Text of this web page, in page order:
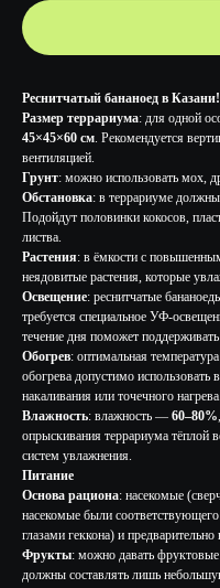
Реснитчатый бананоед в Казани!
Размер террариума: для одной
45×45×60 см. Рекомендуется
вентиляцией.
Грунт: можно использовать мох,
Обстановка: в террариуме
Подойдут половинки кокосов,
листва.
Растения: в ёмкости с
неядовитые растения, которые
Освещение: реснитчатые
требуется специальное УФ-
течение дня поможет
Обогрев: оптимальная
обогрева допустимо
накаливания или точечного нагрева.
Влажность: влажность — 60–80%
опрыскивания террариума тёплой
систем увлажнения.
Питание
Основа рациона: насекомые
насекомые были
глазами геккона) и
Фрукты: можно давать
должны составлять лишь